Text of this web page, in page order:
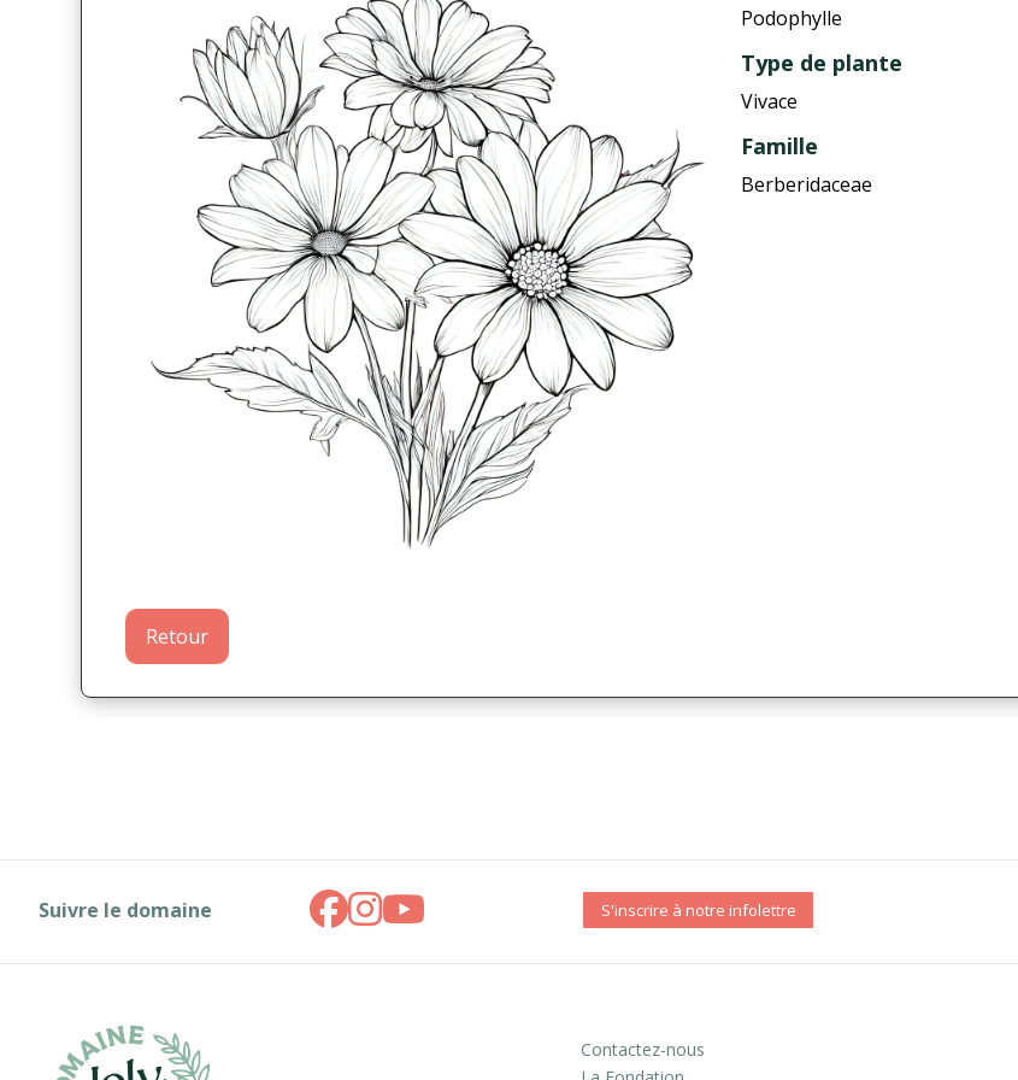
Podophylle
Type de plante
Vivace
Famille
Berberidaceae
Retour
Suivre le domaine S'inscrire à notre infolettre
Contactez-nous